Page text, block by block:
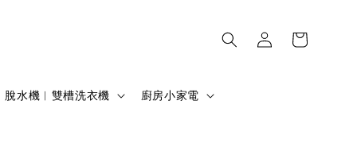
脫水機︱雙槽洗衣機 廚房小家電